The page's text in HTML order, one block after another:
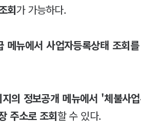
회가 가능하다.
뉴에서 사업자등록상태 조회
의 정보공개 메뉴에서 '체불사
주소로 조회할 수 있다.